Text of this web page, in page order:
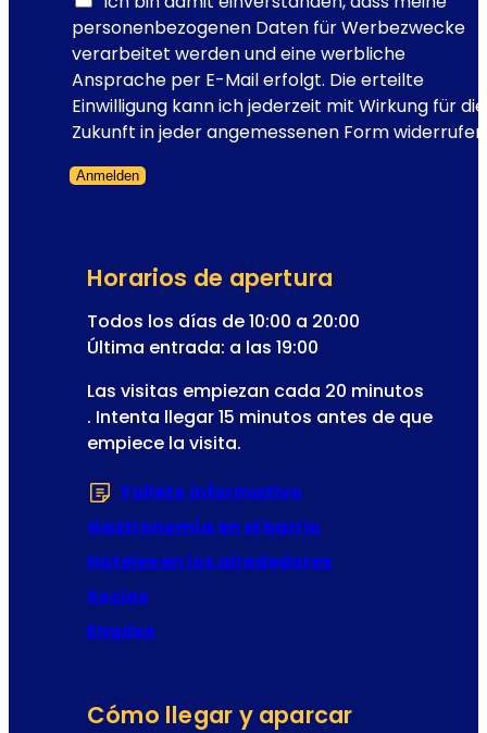
:
e
l
e
s
c
i
d
e
a
o
p
e
r
e
t
t
r
ó
n
i
o
personenbezogenen Daten für Werbezwecke
verarbeitet werden und eine werbliche
Ansprache per E-Mail erfolgt. Die erteilte
Einwilligung kann ich jederzeit mit Wirkung für die
Zukunft in jeder angemessenen Form
Anmelden
Horarios de apertura
Todos los días de 10:00 a 20:00
Última entrada: a las 19:00
Las visitas empiezan cada 20 minutos
. Intenta llegar 15 minutos antes de que
empiece la visita.
Folleto informativo
Gastronomía en el barrio
Hoteles en los alrededores
Socios
Empleo
Cómo llegar y aparcar